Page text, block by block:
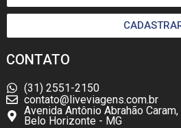
CONTATO
(31) 2551-2150
contato@liveviagens.com.br
Avenida Antônio Abrahão
Belo Horizonte - MG